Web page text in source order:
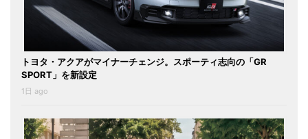
トヨタ・アクアがマイナーチェンジ。スポーティ志向の「GR
SPORT」を新設定
1日 ago